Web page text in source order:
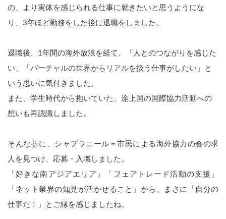
の、より実体を感じられる仕事に就きたいと思うようにな
り、3年ほど勤務をした後に退職をしました。
退職後、1年間の海外放浪を経て、「人とのつながりを感じた
い」「バーチャルの世界からリアルを扱う仕事がしたい」と
いう思いに気付きました。
また、学生時代から抱いていた、途上国の国際協力活動への
想いも再認識しました。
そんな折に、シャプラニール＝市民による海外協力の会の求
人を見つけ、応募・入職しました。
「好きな南アジアエリア」「フェアトレード活動の支援」
「ネット業界の知見が活かせること」から、まさに「自分の
仕事だ！」とご縁を感じましたね。